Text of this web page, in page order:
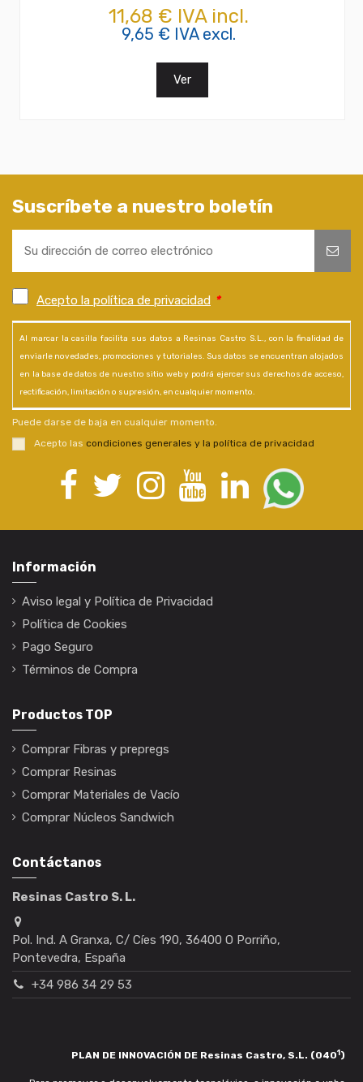
11,68 € IVA incl.
9,65 € IVA excl.
Ver
Suscríbete a nuestro boletín
Acepto la política de privacidad *
Al marcar la casilla facilita sus datos a Resinas Castro S.L., con la finalidad de
enviarle novedades, promociones y tutoriales. Sus datos se encuentran alojados
en la base de datos de nuestro sitio web y podrá ejercer sus derechos de acceso,
rectificación, limitación o supresión, en cualquier momento.
Puede darse de baja en cualquier momento.
Acepto las condiciones generales y la política de privacidad
Información
Aviso legal y Política de Privacidad
Política de Cookies
Pago Seguro
Términos de Compra
Productos TOP
Comprar Fibras y prepregs
Comprar Resinas
Comprar Materiales de Vacío
Comprar Núcleos Sandwich
Contáctanos
Resinas Castro S. L.
Pol. Ind. A Granxa, C/ Cíes 190, 36400 O Porriño,
Pontevedra, España
+34 986 34 29 53
PLAN DE INNOVACIÓN DE Resinas Castro, S.L. (0401)